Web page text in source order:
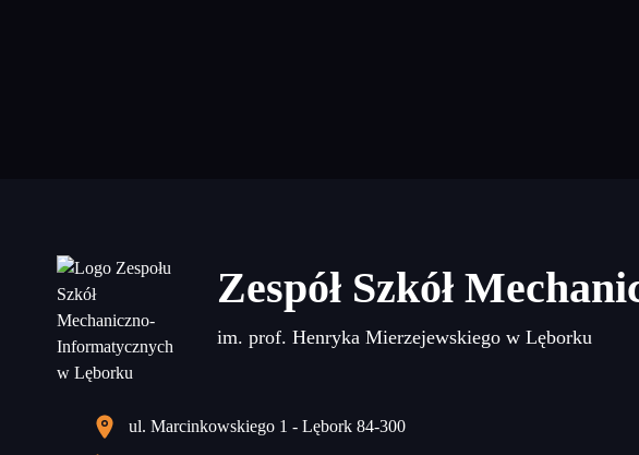
Zespół Szkół
im. prof. Henryka Mierzejewskiego w Lęborku
ul. Marcinkowskiego 1 - Lębork 84-300